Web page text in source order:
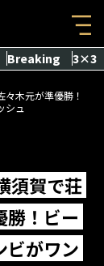
Breaking 3×3
々木元が準優勝！
シュ
須賀で荘
勝！ビー
ビがワン